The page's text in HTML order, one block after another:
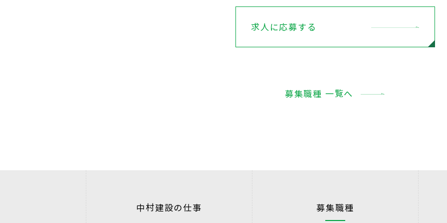
求人に応募する
募集職種 一覧へ
中村建設の仕事 募集職種